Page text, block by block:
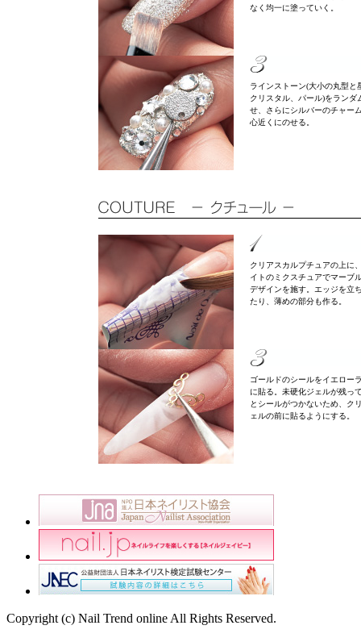
なく均一に塗っていく。
ラインストーン(大小の丸型と
クリスタル、パール)をランダ
せ、さらにシルバーのチャー
心近くにのせる。
クリアスカルプチュアの上に
イトのミクスチュアでマーブ
デザインを施す。エッジを立
たり、薄めの部分も作る。
ゴールドのシールをイエロー
に貼る。未硬化ジェルが残っ
とシールがつかないため、ク
ェルの前に貼るようにする。
Copyright (c) Nail Trend online All Rights Reserved.